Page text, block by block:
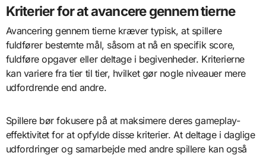
Kriterier for at avancere gennem tierne
Avancering gennem tierne kræver typisk, at spillere
fuldfører bestemte mål, såsom at nå en specifik score,
fuldføre opgaver eller deltage i begivenheder. Kriterierne
kan variere fra tier til tier, hvilket gør nogle niveauer mere
udfordrende end andre.
Spillere bør fokusere på at maksimere deres gameplay-
effektivitet for at opfylde disse kriterier. At deltage i daglige
udfordringer og samarbejde med andre spillere kan også